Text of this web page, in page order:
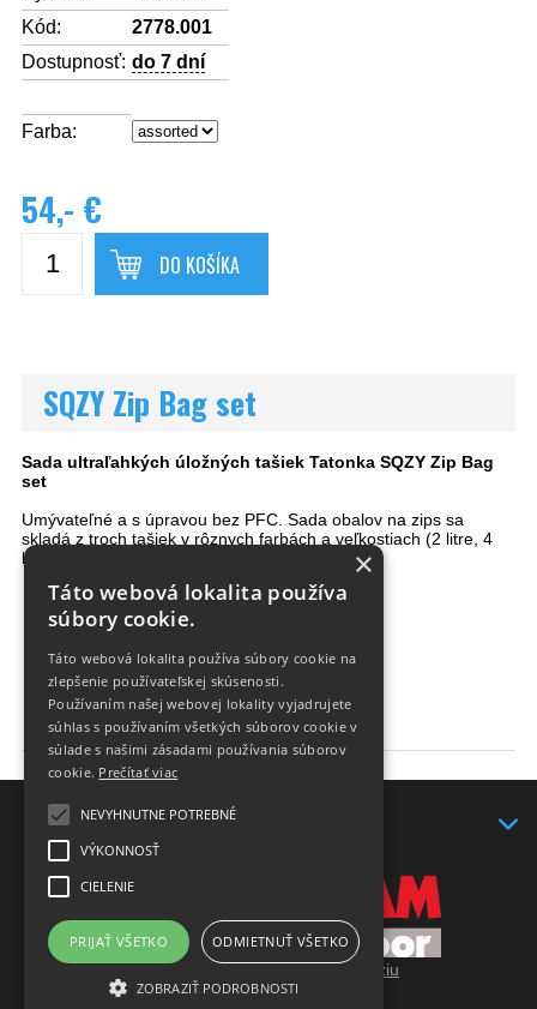
Kód:
2778.001
Dostupnosť: do 7 dní
Farba:
54,- €
DO KOŠÍKA
SQZY Zip Bag set
Sada ultraľahkých úložných tašiek Tatonka SQZY Zip Bag
set
Umývateľné a s úpravou bez PFC. Sada obalov na zips sa
skladá z troch tašiek v rôznych farbách a veľkostiach (2 litre, 4
litre, 8 litrov).
Sú ideálne na triedenie batožiny.
Dostupné v troch veľkostiach
Mimoriadne ľahký materiál
PFC FREE
Umývateľné
Materiál:
T-Light Tex
Hmotnosť(kg):
0.115 kg
Prepnúť zobrazenie na plnú verziu
Copyright 2017 - 2026 © yaksteam.sk
×
Táto webová lokalita používa
súbory cookie.
Táto webová lokalita používa súbory cookie na
zlepšenie používateľskej skúsenosti.
Používaním našej webovej lokality vyjadrujete
súhlas s používaním všetkých súborov cookie v
súlade s našimi zásadami používania súborov
cookie. Prečítať viac
NEVYHNUTNE POTREBNÉ
VÝKONNOSŤ
CIELENIE
PRIJAŤ VŠETKO ODMIETNUŤ VŠETKO
ZOBRAZIŤ PODROBNOSTI